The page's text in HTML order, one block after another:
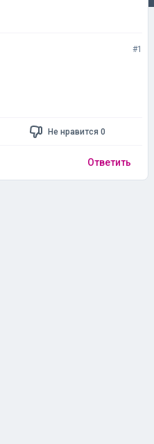
#1
Не нравится 0
Ответить